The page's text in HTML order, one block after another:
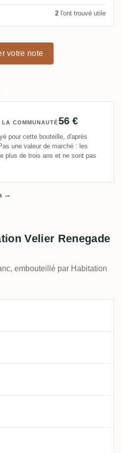
2 l'ont trouvé utile
votre note
COMMUNAUTÉ56 €
pour cette bouteille, d'après
une valeur de marché : les
plus de trois ans et ne sont pas
→
Velier Renegade
embouteillé par Habitation